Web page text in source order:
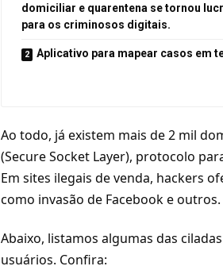
domiciliar e quarentena se tornou
para os criminosos digitais.
Aplicativo para mapear casos em
Ao todo, já existem mais de 2 mil
(Secure Socket Layer), protocolo
Em sites ilegais de venda, hackers
como invasão de Facebooke outros.
Abaixo, listamos algumas das
usuários. Confira: